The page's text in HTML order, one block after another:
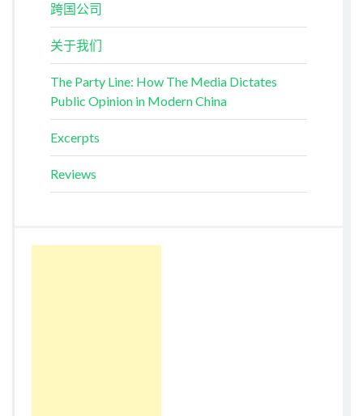
跨国公司
关于我们
The Party Line: How The Media Dictates
Public Opinion in Modern China
Excerpts
Reviews